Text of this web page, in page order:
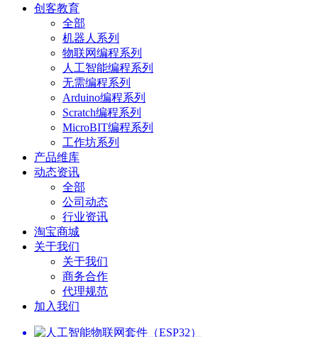
创客教育
全部
机器人系列
物联网编程系列
人工智能编程系列
无需编程系列
Arduino编程系列
Scratch编程系列
MicroBIT编程系列
工作坊系列
产品维库
动态资讯
全部
公司动态
行业资讯
淘宝商城
关于我们
关于我们
商务合作
代理规范
加入我们